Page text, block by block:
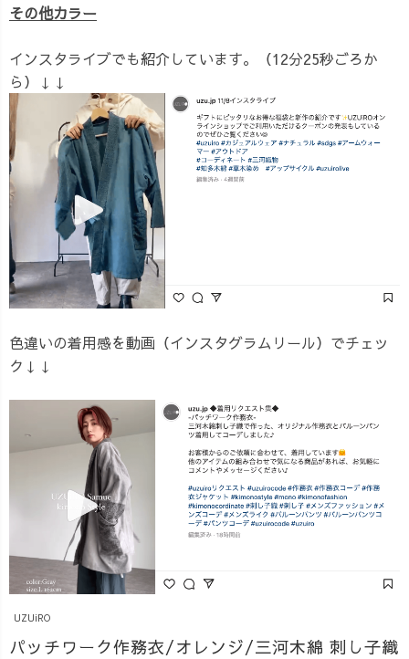
その他カラー
インスタライブでも紹介しています。（12分25秒ごろか
ら）↓↓
色違いの着用感を動画（インスタグラムリール）でチェッ
ク↓↓
UZUiRO
パッチワーク作務衣/オレンジ/三河木綿 刺し子織